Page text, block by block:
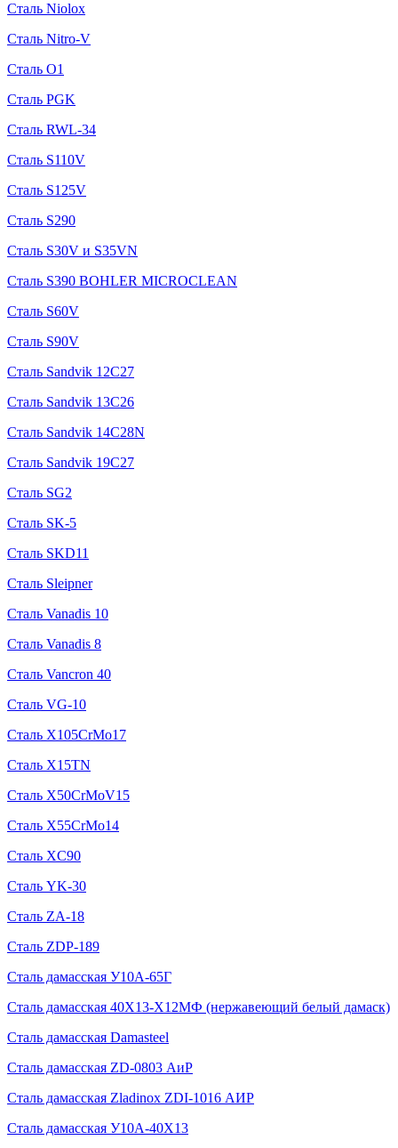
Сталь Niolox
Сталь Nitro-V
Сталь O1
Сталь PGK
Сталь RWL-34
Сталь S110V
Сталь S125V
Сталь S290
Сталь S30V и S35VN
Сталь S390 BOHLER MICROCLEAN
Сталь S60V
Сталь S90V
Сталь Sandvik 12C27
Сталь Sandvik 13C26
Сталь Sandvik 14C28N
Сталь Sandvik 19C27
Сталь SG2
Сталь SK-5
Сталь SKD11
Сталь Sleipner
Сталь Vanadis 10
Сталь Vanadis 8
Сталь Vancron 40
Сталь VG-10
Сталь X105CrMo17
Сталь X15TN
Сталь X50CrMoV15
Сталь X55CrMo14
Сталь XC90
Сталь YK-30
Сталь ZA-18
Сталь ZDP-189
Сталь дамасская У10А-65Г
Сталь дамасская 40Х13-Х12МФ (нержавеющий белый дамаск)
Сталь дамасская Damasteel
Сталь дамасская ZD-0803 АиР
Сталь дамасская Zladinox ZDI-1016 АИР
Сталь дамасская У10А-40Х13